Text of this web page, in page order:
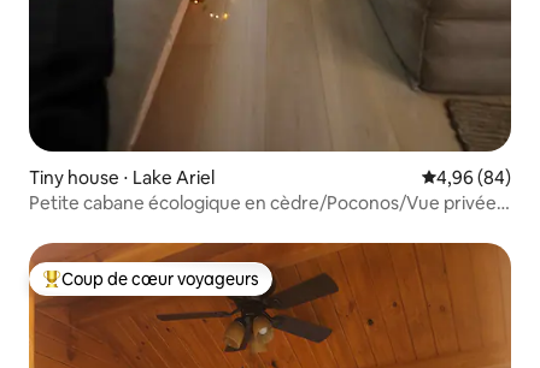
Tiny house ⋅ Lake Ariel Évaluation
4,96 (84)
Petite cabane écologique en cèdre/Poconos/Vue privée
Coups de cœur voyageurs les plus appréciés
Coup de cœur voyageurs